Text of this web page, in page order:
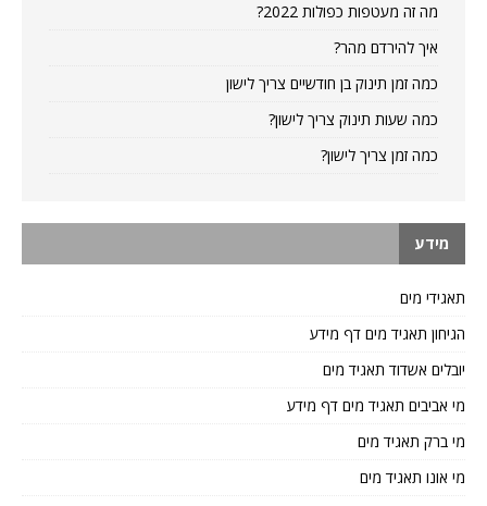
מה זה מעטפות כפולות 2022?
איך להירדם מהר?
כמה זמן תינוק בן חודשיים צריך לישון
כמה שעות תינוק צריך לישון?
כמה זמן צריך לישון?
מידע
תאגידי מים
הגיחון תאגיד מים דף מידע
יובלים אשדוד תאגיד מים
מי אביבים תאגיד מים דף מידע
מי ברק תאגיד מים
מי אונו תאגיד מים